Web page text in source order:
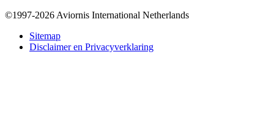
Bottom
©1997-2026 Aviornis International Netherlands
Sitemap
Disclaimer en Privacyverklaring